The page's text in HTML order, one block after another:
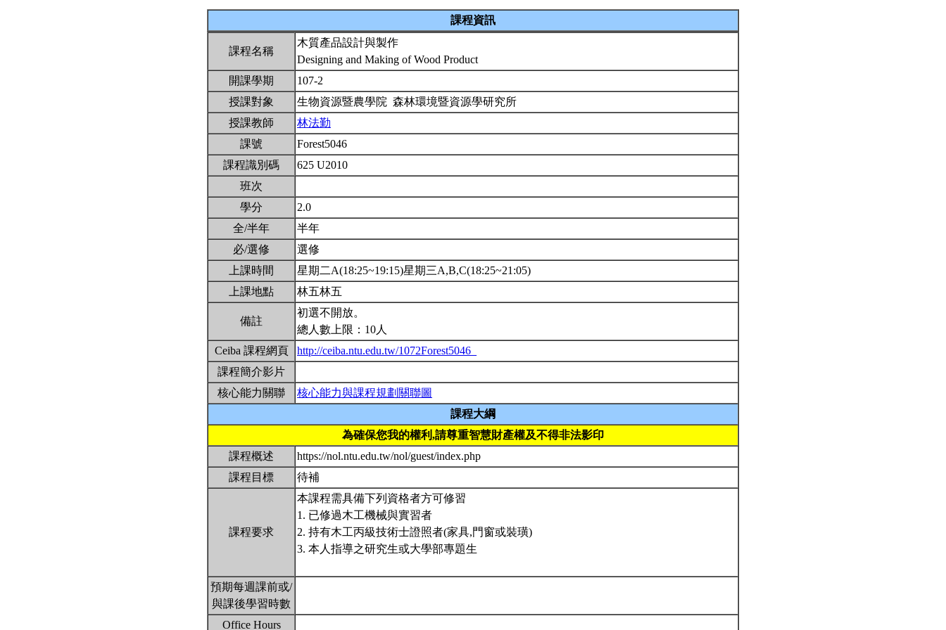
課程資訊
課程名稱
木質產品設計與製作
Designing and Making of Wood Product
開課學期
107-2
授課對象
生物資源暨農學院 森林環境暨資源學研究所
授課教師
林法勤
課號
Forest5046
課程識別碼
625 U2010
班次
學分
2.0
全/半年
半年
必/選修
選修
上課時間
星期二A(18:25~19:15)星期三A,B,C(18:25~21:05)
上課地點
林五林五
備註
初選不開放。
總人數上限：10人
Ceiba 課程網頁
http://ceiba.ntu.edu.tw/1072Forest5046_
課程簡介影片
核心能力關聯
核心能力與課程規劃關聯圖
課程大綱
為確保您我的權利,請尊重智慧財產權及不得非法影印
課程概述
https://nol.ntu.edu.tw/nol/guest/index.php
課程目標
待補
課程要求
本課程需具備下列資格者方可修習
1. 已修過木工機械與實習者
2. 持有木工丙級技術士證照者(家具,門窗或裝璜)
3. 本人指導之研究生或大學部專題生
預期每週課前或/
與課後學習時數
Office Hours